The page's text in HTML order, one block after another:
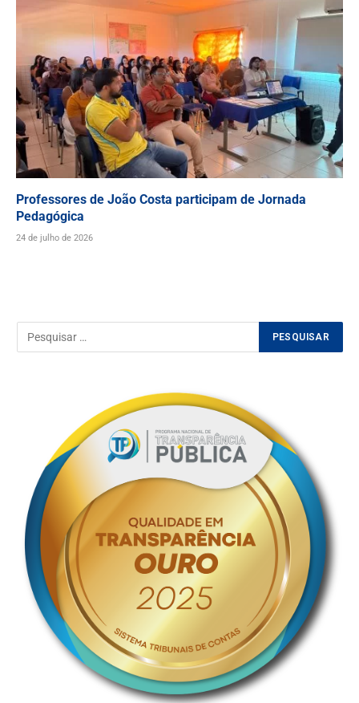
Professores de João Costa participam de Jornada
Pedagógica
24 de julho de 2026